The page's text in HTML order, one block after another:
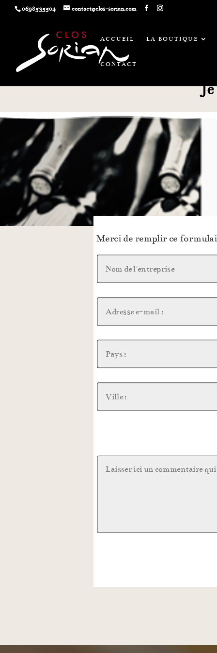
0698535504 contact@clos-sorian.com
ACCUEIL LA BOUTIQUE
CONTACT
Merci de remplir ce